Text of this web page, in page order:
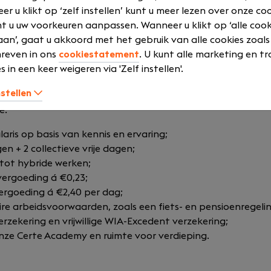
je een rol met inhoud, vrijheid en groeikansen. We
je leerpad af op jouw manier van leren, en waarderen
op basis van kennis en ervaring;
+ 2 collectieve vrije dagen;
hybride werken;
á €0,23;
á €2,40 per dag;
arbeidsvoorwaarden, zoals een fiets- en
en vrijwillige WIA-Excedent verzekering;
Certe Academy en ruimte voor verdieping.
u klikt op ‘zelf instellen’ kunt u meer lezen over onze
u uw voorkeuren aanpassen. Wanneer u klikt op ‘alle
gaat u akkoord met het gebruik van alle cookies zoals
in ons cookiestatement. U kunt alle marketing en
in een keer weigeren via 'Zelf instellen'.